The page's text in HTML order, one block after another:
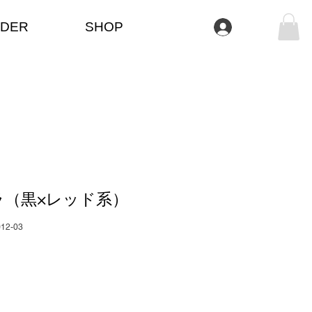
SHOP Anmelden
黒×レッド系）
03